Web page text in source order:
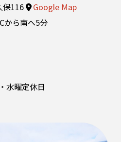
保116
Google Map
から南へ5分
水曜定休日